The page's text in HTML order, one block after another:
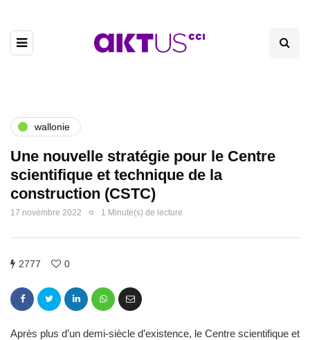
wallonie
Une nouvelle stratégie pour le Centre
scientifique et technique de la
construction (CSTC)
17 novembre 2022 1 Minute(s) de lecture
2777 0
Après plus d’un demi-siècle d’existence, le Centre scientifique et